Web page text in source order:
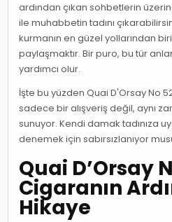
ardından çıkan sohbetlerin
ile muhabbetin tadını
kurmanın en güzel yollarından
paylaşmaktır. Bir puro, bu tür
yardımcı olur.
İşte bu yüzden Quai D'Orsay No
sadece bir alışveriş değil, aynı
sunuyor. Kendi damak tadınıza
denemek için sabırsızlanıyor
Quai D’Orsay
Cigaranın
Hikaye